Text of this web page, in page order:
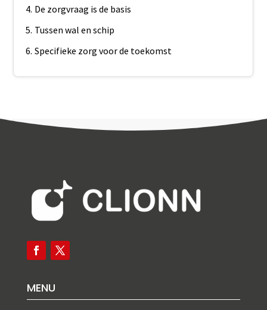
De zorgvraag is de basis
Tussen wal en schip
Specifieke zorg voor de toekomst
MENU